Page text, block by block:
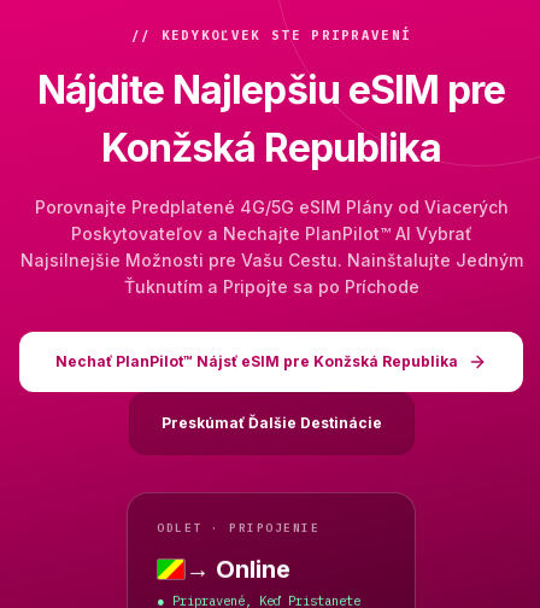
// KEDYKOĽVEK STE PRIPRAVENÍ
Nájdite Najlepšiu eSIM pre
Konžská Republika
Porovnajte Predplatené 4G/5G eSIM Plány od Viacerých
Poskytovateľov a Nechajte PlanPilot™ AI Vybrať
Najsilnejšie Možnosti pre Vašu Cestu. Nainštalujte Jedným
Ťuknutím a Pripojte sa po Príchode
Nechať PlanPilot™ Nájsť eSIM pre Konžská Republika
Preskúmať Ďalšie Destinácie
ODLET · PRIPOJENIE
Konžská Republika
→ Online